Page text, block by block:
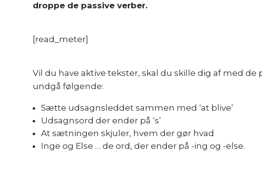
droppe de passive verber.
[read_meter]
Vil du have aktive tekster, skal du skille dig af med de
undgå følgende:
Sætte udsagnsleddet sammen med ‘at blive’
Udsagnsord der ender på ‘s’
At sætningen skjuler, hvem der gør hvad
Inge og Else … de ord, der ender på -ing og -else.